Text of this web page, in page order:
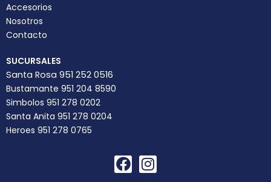
Accesorios
Nosotros
Contacto
SUCURSALES
Santa Rosa 951 252 0516
Bustamante 951 204 8590
Simbolos 951 278 0202
Santa Anita 951 278 0204
Heroes 951 278 0765